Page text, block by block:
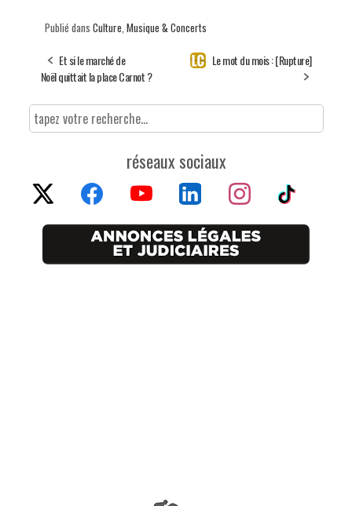
Publié dans Culture, Musique & Concerts
Et si le marché de
Noël quittait la place Carnot ?
Le mot du mois : [Rupture]
réseaux sociaux